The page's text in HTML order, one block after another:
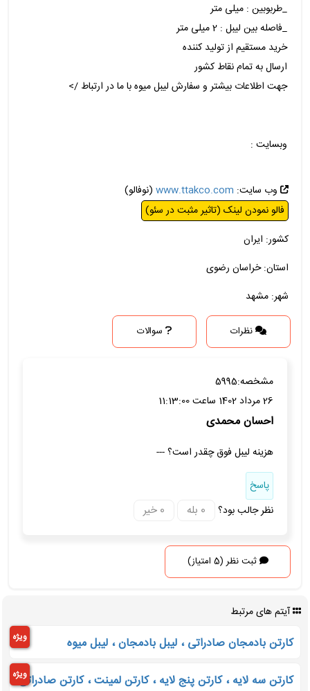
_طربوبین : میلی متر
_فاصله بین لیبل : 2 میلی متر
خرید مستقیم از تولید کننده
ارسال به تمام نقاط کشور
جهت اطلاعات بیشتر و سفارش لیبل میوه با ما در ارتباط />
وبسایت :
وب سایت: www.ttakco.com (نوفالو)
فالو نمودن لینک (تاثیر مثبت در سئو)
کشور: ایران
استان: خراسان رضوی
شهر: مشهد
نظرات سوالات
مشخصه:5995
26 مرداد 1402 ساعت 11:13:00
احسان محمدی
هزینه لیبل فوق چقدر است؟ ---
پاسخ
نظر جالب بود؟
ثبت نظر (5 امتیاز)
آیتم های مرتبط
کارتن بادمجان صادراتی ، لیبل بادمجان ، لیبل میوه ویژه
کارتن سه لایه ، کارتن پنج لایه ، کارتن لمینت ، کارتن صادراتیویژه